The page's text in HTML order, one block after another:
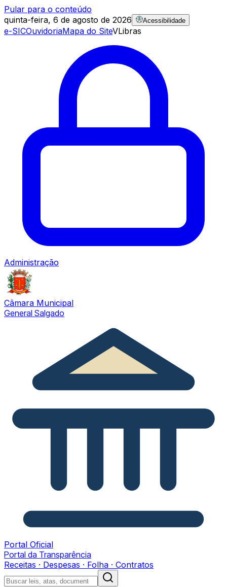
Pular para o conteúdo
quinta-feira, 6 de agosto de 2026
Acessibilidade
e-SICOuvidoriaMapa do SiteVLibras
Administração
Câmara Municipal
General Salgado
Portal Oficial
Portal da Transparência
Receitas · Despesas · Folha · Contratos